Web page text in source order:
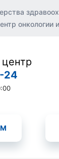
онкологии
24